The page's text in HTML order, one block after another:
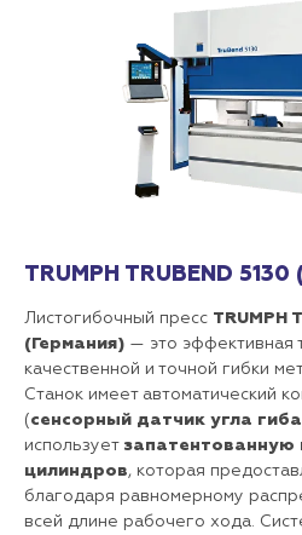
TRUMPH TRUBEND
Листогибочный пресс TRUMPH
(Германия) — это эффективная
качественной и точной гибки
Станок имеет автоматический
(сенсорный датчик угла
использует запатентованную
цилиндров, которая
благодаря равномерному
всей длине рабочего хода.